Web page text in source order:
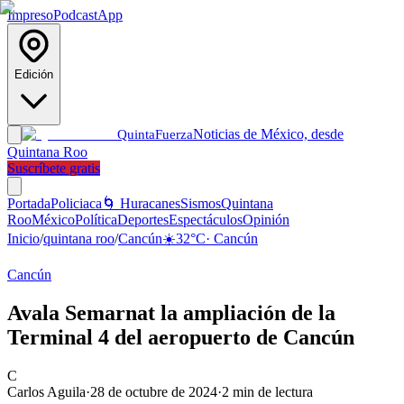
ImpresoPodcastApp
Edición
QuintaFuerzaNoticias de México, desde
Quintana Roo
Suscríbete gratis
PortadaPoliciaca 🌀 HuracanesSismosQuintana
RooMéxicoPolíticaDeportesEspectáculosOpinión
Inicio/quintana roo/Cancún☀️32°C· Cancún
Cancún
Avala Semarnat la ampliación de la
Terminal 4 del aeropuerto de Cancún
C
Carlos Aguila·28 de octubre de 2024·2 min de lectura